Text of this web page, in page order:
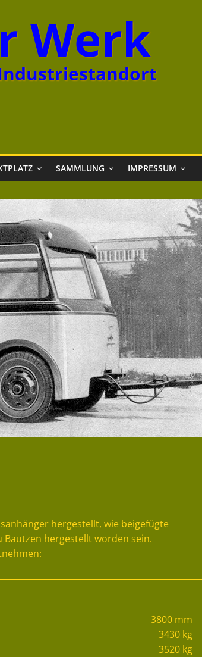
Werk
SAMMLUNG IMPRESSUM
hergestellt, wie beigefügte
Bautzen hergestellt worden sein.
3800 mm
3430 kg
3520 kg